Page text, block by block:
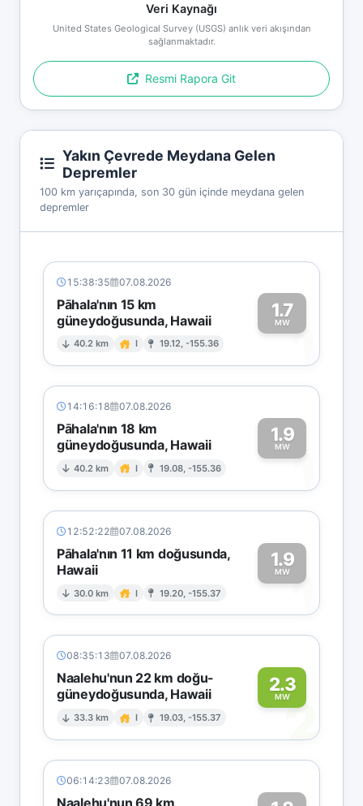
Veri Kaynağı
United States Geological Survey (USGS) anlık veri akışından
sağlanmaktadır.
Resmi Rapora Git
Yakın Çevrede Meydana Gelen
Depremler
100 km yarıçapında, son 30 gün içinde meydana gelen
depremler
15:38:35 07.08.2026
Pāhala'nın 15 km
güneydoğusunda, Hawaii
40.2 km I 19.12, -155.36
1.7
MW1
14:16:18 07.08.2026
Pāhala'nın 18 km
güneydoğusunda, Hawaii
40.2 km I 19.08, -155.36
1.9
MW1
12:52:22 07.08.2026
Pāhala'nın 11 km doğusunda,
Hawaii
30.0 km I 19.20, -155.37
1.9
MW1
08:35:13 07.08.2026
Naalehu'nun 22 km doğu-
güneydoğusunda, Hawaii
33.3 km I 19.03, -155.37
2.3
MW2
06:14:23 07.08.2026
Naalehu'nun 69 km